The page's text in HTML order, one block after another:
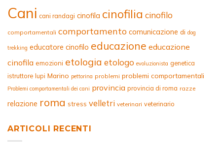
Cani cani randagi cinofila cinofilia cinofilo
comportamentali comportamento comunicazione di dog
trekking educatore cinofilo educazione educazione
cinofila emozioni etologia etologo evoluzionista genetica
istruttore lupi Marino pettorina problemi problemi comportamentali
Problemi comportamentali dei cani provincia provincia di roma razze
relazione roma stress velletri veterinari veterinario
ARTICOLI RECENTI